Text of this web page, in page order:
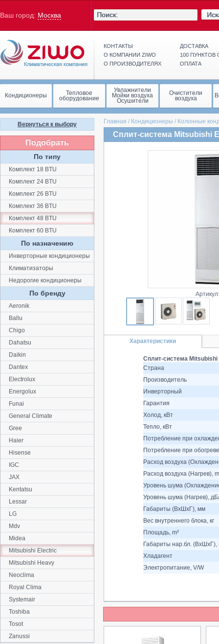
Ваш город: Москва
КОНТАКТЫ
О КОМПАНИИ ZIWO
О ПРОИЗВОДИТЕЛЯХ
ДОСТАВКА
100
ОПЛАТА
Кондиционеры Тепловое
оборудование
Увлажнители
Мойки воздуха
Осушители
Очистители
воздуха
Главная / Кондиционеры / Колонные
Сплит-система Mitsubishi
Характеристики
Сплит-система Mitsubishi
Страна
Производитель
Инверторный
Гарантия
Холод, кВт
Тепло, кВт
Потребление при
Потребление при
Расход воздуха
Расход воздуха (Нагрев),
Уровень шума
Уровень шума (Нагрев),
Габариты (ВхШхГ), мм
Вес внутреннего блока, кг
Площадь, m²
Габариты нар.бл. (ВхШхГ),
Хладагент
Электропитание, V/W
Вернуться к выбору
Подобрать
По типу
Комплект 18 BTU
Комплект 24 BTU
Комплект 26 BTU
Комплект 36 BTU
Комплект 48 BTU
Комплект 60 BTU
По назначению
Инверторные кондиционеры
Климатизаторы
Недорогие кондиционеры
По бренду
Aeronik
Ballu
Chigo
Dahatsu
Daikin
Dantex
Electrolux
Energolux
Funai
General Climate
Gree
Haier
Hisense
IGC
JAX
Kentatsu
Lessar
LG
Mdv
Midea
Mitsubishi Electric
Mitsubishi Heavy
Neoclima
Royal Clima
Systemair
Toshiba
Tosot
Zanussi